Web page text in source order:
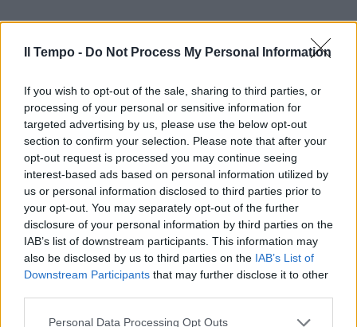
Il Tempo - Do Not Process My Personal Information
If you wish to opt-out of the sale, sharing to third parties, or
processing of your personal or sensitive information for
targeted advertising by us, please use the below opt-out
section to confirm your selection. Please note that after your
opt-out request is processed you may continue seeing
interest-based ads based on personal information utilized by
us or personal information disclosed to third parties prior to
your opt-out. You may separately opt-out of the further
disclosure of your personal information by third parties on the
IAB’s list of downstream participants. This information may
also be disclosed by us to third parties on the IAB’s List of
Downstream Participants that may further disclose it to other
Personal Data Processing Opt Outs